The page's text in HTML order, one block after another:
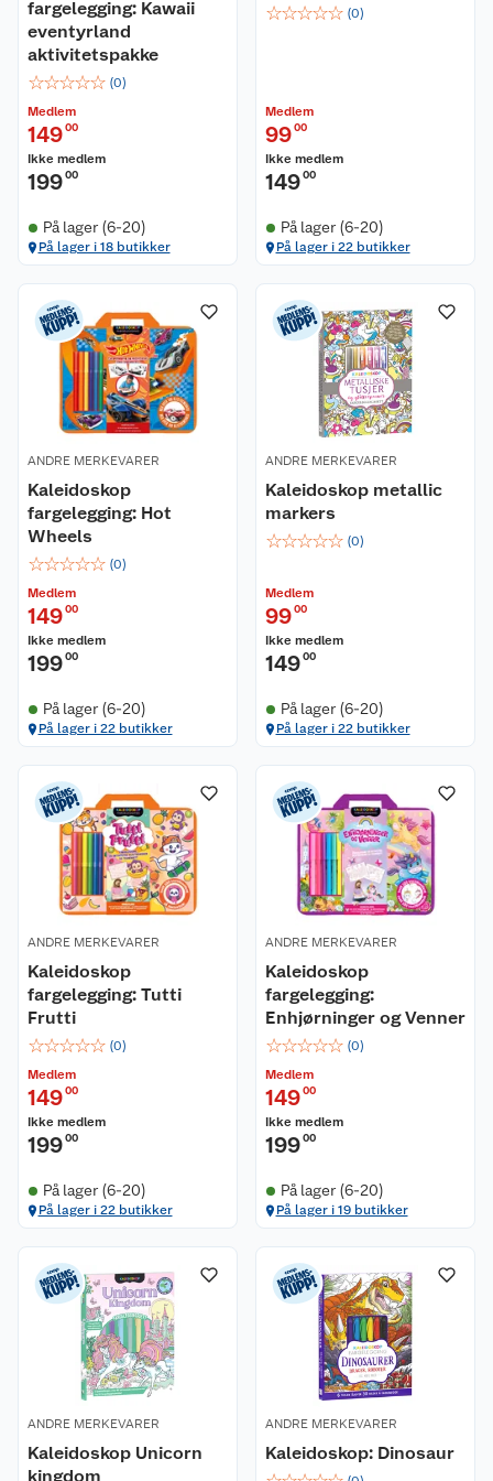
fargelegging: Kawaii
eventyrland
aktivitetspakke
☆☆☆☆☆ (0)
Medlem
14900
Ikke medlem
19900
På lager (6-20)
På lager i 18 butikker
☆☆☆☆☆ (0)
Medlem
9900
Ikke medlem
14900
På lager (6-20)
På lager i 22 butikker
ANDRE MERKEVARER
Kaleidoskop
fargelegging: Hot
Wheels
☆☆☆☆☆ (0)
Medlem
14900
Ikke medlem
19900
På lager (6-20)
På lager i 22 butikker
ANDRE MERKEVARER
Kaleidoskop metallic
markers
☆☆☆☆☆ (0)
Medlem
9900
Ikke medlem
14900
På lager (6-20)
På lager i 22 butikker
ANDRE MERKEVARER
Kaleidoskop
fargelegging: Tutti
Frutti
☆☆☆☆☆ (0)
Medlem
14900
Ikke medlem
19900
På lager (6-20)
På lager i 22 butikker
ANDRE MERKEVARER
Kaleidoskop
fargelegging:
Enhjørninger og Venner
☆☆☆☆☆ (0)
Medlem
14900
Ikke medlem
19900
På lager (6-20)
På lager i 19 butikker
ANDRE MERKEVARER
Kaleidoskop Unicorn
kingdom
ANDRE MERKEVARER
Kaleidoskop: Dinosaur
Om oss
Nyheter
Våre butikker
Kundeservice
Kontakt oss
Angre- og returrett
Reklamasjon og garanti